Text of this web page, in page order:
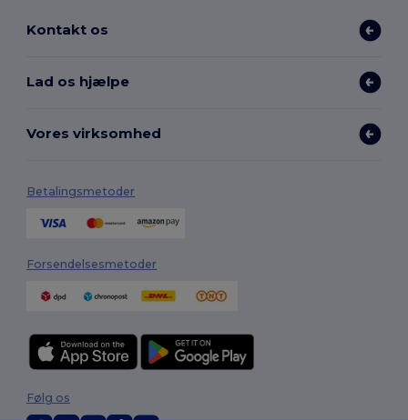
Kontakt os
Lad os hjælpe
Vores virksomhed
Betalingsmetoder
Forsendelsesmetoder
Følg os